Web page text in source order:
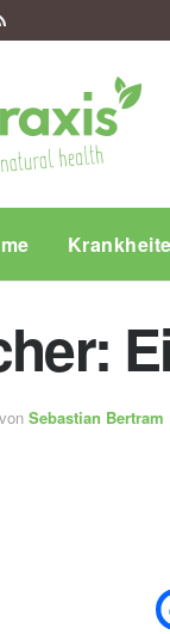
Sebastian Bertram